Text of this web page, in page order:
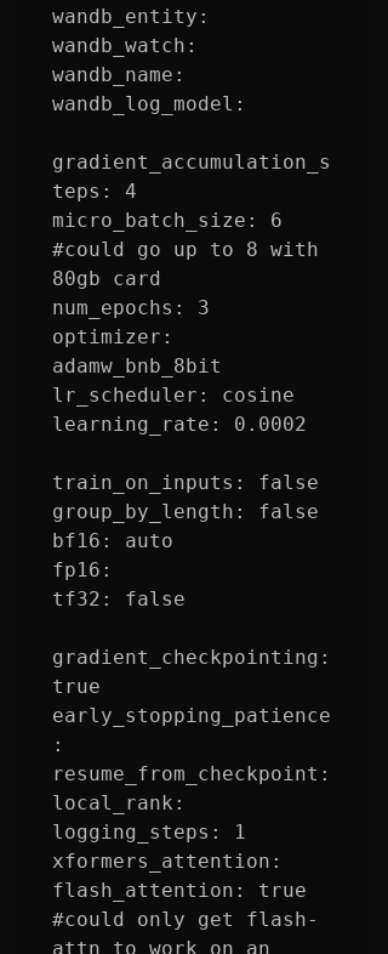
wandb_entity:
wandb_watch:
wandb_name:
wandb_log_model:
gradient_accumulation_s
teps: 4
#could go up to 8 with
80gb card
num_epochs: 3
optimizer:
adamw_bnb_8bit
lr_scheduler: cosine
learning_rate: 0.0002
train_on_inputs: false
group_by_length: false
bf16: auto
fp16:
tf32: false
gradient_checkpointing:
true
early_stopping_patience
:
resume_from_checkpoint:
local_rank:
logging_steps: 1
xformers_attention:
#could only get flash-
attn to work on an